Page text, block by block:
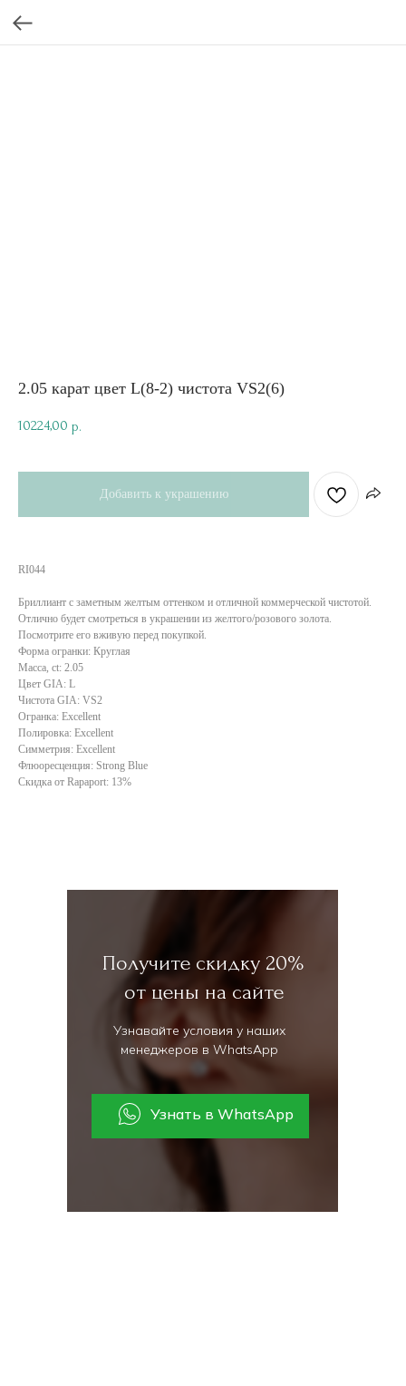
2.05 карат цвет L(8-2) чистота VS2(6)
10224,00 р.
Добавить к украшению
RI044
Бриллиант с заметным желтым оттенком и отличной коммерческой чистотой.
Отлично будет смотреться в украшении из желтого/розового золота.
Посмотрите его вживую перед покупкой.
Форма огранки: Круглая
Масса, ct: 2.05
Цвет GIA: L
Чистота GIA: VS2
Огранка: Excellent
Полировка: Excellent
Симметрия: Excellent
Флюоресценция: Strong Blue
Скидка от Rapaport: 13%
Получите скидку 20%
от цены на сайте
Узнавайте условия у наших
менеджеров в WhatsApp
Узнать в WhatsApp